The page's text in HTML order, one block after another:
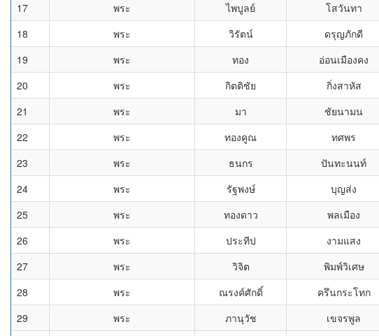
17
พระ ไพบูลย์ โสวันทา
18
พระ วิรัตน์ ดรุญภักดี
19
พระ ทอง อ่อนเมืองคง
20
พระ กิตติชัย กิ่งสาหัส
21
พระ มา ชัยนามน
22
พระ ทองคูณ ทศพร
23
พระ ธนกร ปันทะนนท์
24
พระ รัฐพงษ์ บุญส่ง
25
พระ ทองดาว พลเมือง
26
พระ ประทีป งามแสง
27
พระ วิจิต พิมพ์วิเศษ
28
พระ ณรงค์ศักดิ์ ครึนกระโทก
29
พระ ภานุวัช เขจรพูล